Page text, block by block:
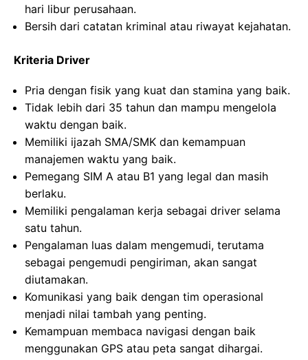
hari libur perusahaan.
Bersih dari catatan kriminal atau riwayat kejahatan.
Kriteria Driver
Pria dengan fisik yang kuat dan stamina yang baik.
Tidak lebih dari 35 tahun dan mampu mengelola
waktu dengan baik.
Memiliki ijazah SMA/SMK dan kemampuan
manajemen waktu yang baik.
Pemegang SIM A atau B1 yang legal dan masih
berlaku.
Memiliki pengalaman kerja sebagai driver selama
satu tahun.
Pengalaman luas dalam mengemudi, terutama
sebagai pengemudi pengiriman, akan sangat
diutamakan.
Komunikasi yang baik dengan tim operasional
menjadi nilai tambah yang penting.
Kemampuan membaca navigasi dengan baik
menggunakan GPS atau peta sangat dihargai.